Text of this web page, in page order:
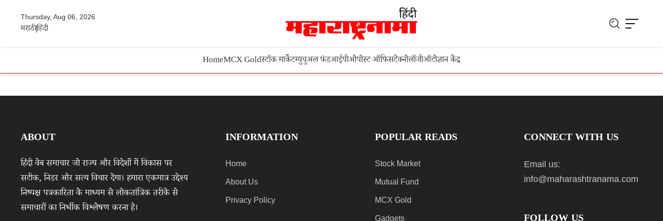
Thursday, Aug 06, 2026
मराठीहिंदी
HomeMCX Goldस्टॉक मार्केटम्युचुअल फंडआईपीओपोस्ट ऑफिसटेक्नोलॉजीऑटोज्ञान केंद्र
ABOUT
हिंदी वेब समाचार जो राज्य और विदेशों में विकास पर
सटीक, निडर और सत्य विचार देगा। हमारा एकमात्र उद्देश्य
निष्पक्ष पत्रकारिता के माध्यम से लोकतांत्रिक तरीके से
समाचारों का निर्भीक विश्लेषण करना है।
INFORMATION
Home
About Us
Privacy Policy
POPULAR READS
Stock Market
Mutual Fund
MCX Gold
Gadgets
CONNECT WITH US
Email us:
info@maharashtranama.com